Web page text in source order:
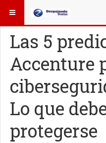
ESTÁ AQUÍ: TECNOLOGÍA
Las 5
Accenture
Lo que
protegerse